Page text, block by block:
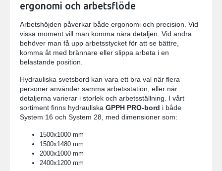
ergonomi och arbetsflöde
Arbetshöjden påverkar både ergonomi och precision. Vid
vissa moment vill man komma nära detaljen. Vid andra
behöver man få upp arbetsstycket för att se bättre,
komma åt med brännare eller slippa arbeta i en
belastande position.
Hydrauliska svetsbord kan vara ett bra val när flera
personer använder samma arbetsstation, eller när
detaljerna varierar i storlek och arbetsställning. I vårt
sortiment finns hydrauliska GPPH PRO-bord i både
System 16 och System 28, med dimensioner som:
1500x1000 mm
1500x1480 mm
2000x1000 mm
2400x1200 mm